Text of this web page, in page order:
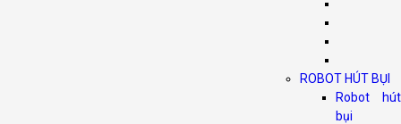
ROBOT HÚT BỤI
Robot hút
bụi